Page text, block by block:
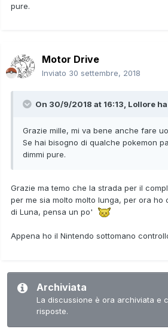
pure.
Motor Drive
Inviato 30 settembre, 2018
On 30/9/2018 at 16:13, Lollore
Grazie mille, mi va bene anche fare
Se hai bisogno di qualche pokemon
dimmi pure.
Grazie ma temo che la strada per il
per me sia molto molto lunga, per ora ho
di Luna, pensa un po'
Appena ho il Nintendo sottomano
Archiviata
La discussione è ora archiviata e
risposte.